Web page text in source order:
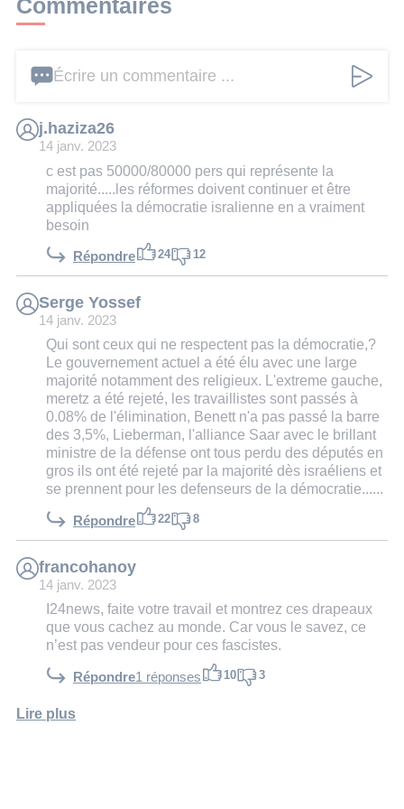
Commentaires
Écrire un commentaire ...
j.haziza26
14 janv. 2023
c est pas 50000/80000 pers qui représente la
majorité.....les réformes doivent continuer et être
appliquées la démocratie isralienne en a vraiment
besoin
Répondre 24 12
Serge Yossef
14 janv. 2023
Qui sont ceux qui ne respectent pas la démocratie,?
Le gouvernement actuel a été élu avec une large
majorité notamment des religieux. L'extreme gauche,
meretz a été rejeté, les travaillistes sont passés à
0.08% de l'élimination, Benett n'a pas passé la barre
des 3,5%, Lieberman, l'alliance Saar avec le brillant
ministre de la défense ont tous perdu des députés en
gros ils ont été rejeté par la majorité dès israéliens et
se prennent pour les defenseurs de la démocratie......
Répondre 22 8
francohanoy
14 janv. 2023
I24news, faite votre travail et montrez ces drapeaux
que vous cachez au monde. Car vous le savez, ce
n’est pas vendeur pour ces fascistes.
Répondre1 réponses 10 3
Lire plus